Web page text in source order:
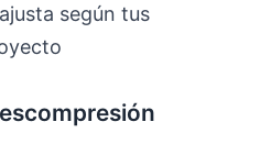
según tus